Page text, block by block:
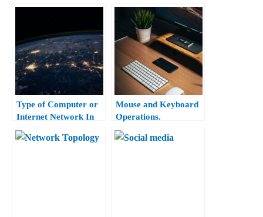
Components in Hindi.
Type of Computer or
Internet Network In
Hindi.
Mouse and Keyboard
Operations.